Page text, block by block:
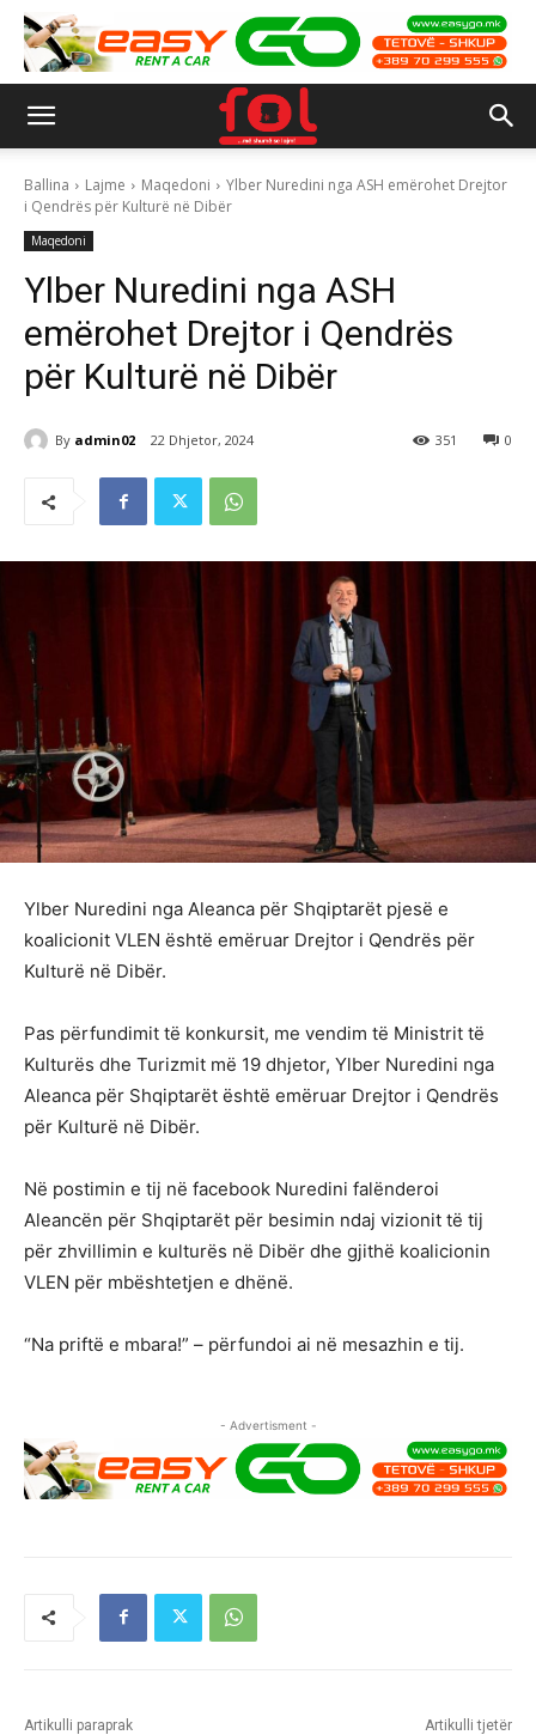
Ballina Lajme Maqedoni
Ylber Nuredini nga ASH emërohet Drejtor
i Qendrës për Kulturë në Dibër
Maqedoni
Ylber Nuredini nga ASH
emërohet Drejtor i Qendrës
për Kulturë në Dibër
By admin02 22 Dhjetor, 2024 0
351
Ylber Nuredini nga Aleanca për Shqiptarët pjesë e
koalicionit VLEN është emëruar Drejtor i Qendrës për
Kulturë në Dibër.
Pas përfundimit të konkursit, me vendim të Ministrit të
Kulturës dhe Turizmit më 19 dhjetor, Ylber Nuredini nga
Aleanca për Shqiptarët është emëruar Drejtor i Qendrës
për Kulturë në Dibër.
Në postimin e tij në facebook Nuredini falënderoi
Aleancën për Shqiptarët për besimin ndaj vizionit të tij
për zhvillimin e kulturës në Dibër dhe gjithë koalicionin
VLEN për mbështetjen e dhënë.
“Na priftë e mbara!” – përfundoi ai në mesazhin e tij.
- Advertisment -
Artikulli paraprak Artikulli tjetër